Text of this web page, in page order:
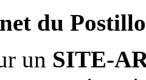
du
un SITE-